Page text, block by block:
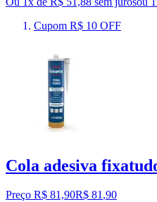
Cupom R$ 10 OFF
Cola adesiva
Preço R$ 81,90R$ 81,90